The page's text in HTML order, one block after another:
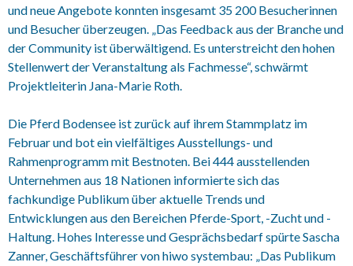
und neue Angebote konnten insgesamt 35 200 Besucherinnen
und Besucher überzeugen. „Das Feedback aus der Branche und
der Community ist überwältigend. Es unterstreicht den hohen
Stellenwert der Veranstaltung als Fachmesse“, schwärmt
Projektleiterin Jana-Marie Roth.
Die Pferd Bodensee ist zurück auf ihrem Stammplatz im
Februar und bot ein vielfältiges Ausstellungs- und
Rahmenprogramm mit Bestnoten. Bei 444 ausstellenden
Unternehmen aus 18 Nationen informierte sich das
fachkundige Publikum über aktuelle Trends und
Entwicklungen aus den Bereichen Pferde-Sport, -Zucht und -
Haltung. Hohes Interesse und Gesprächsbedarf spürte Sascha
Zanner, Geschäftsführer von hiwo systembau: „Das Publikum